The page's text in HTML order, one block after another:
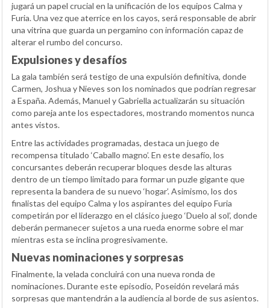
jugará un papel crucial en la unificación de los equipos Calma y
Furia. Una vez que aterrice en los cayos, será responsable de abrir
una vitrina que guarda un pergamino con información capaz de
alterar el rumbo del concurso.
Expulsiones y desafíos
La gala también será testigo de una expulsión definitiva, donde
Carmen, Joshua y Nieves son los nominados que podrían regresar
a España. Además, Manuel y Gabriella actualizarán su situación
como pareja ante los espectadores, mostrando momentos nunca
antes vistos.
Entre las actividades programadas, destaca un juego de
recompensa titulado ‘Caballo magno’. En este desafío, los
concursantes deberán recuperar bloques desde las alturas
dentro de un tiempo limitado para formar un puzle gigante que
representa la bandera de su nuevo ‘hogar’. Asimismo, los dos
finalistas del equipo Calma y los aspirantes del equipo Furia
competirán por el liderazgo en el clásico juego ‘Duelo al sol’, donde
deberán permanecer sujetos a una rueda enorme sobre el mar
mientras esta se inclina progresivamente.
Nuevas nominaciones y sorpresas
Finalmente, la velada concluirá con una nueva ronda de
nominaciones. Durante este episodio, Poseidón revelará más
sorpresas que mantendrán a la audiencia al borde de sus asientos.